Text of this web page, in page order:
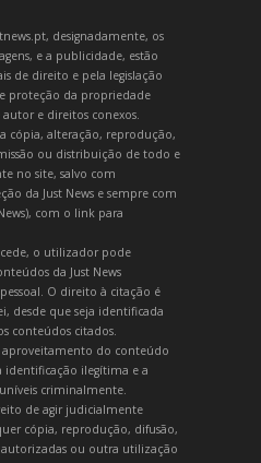
designadamente, os
e a publicidade, estão
de direito e pela legislação
proteção da propriedade
e direitos conexos.
cópia, alteração, reprodução,
ou distribuição de todo e
no site, salvo com
da Just News e sempre com
com o link para
o utilizador pode
da Just News
O direito à citação é
desde que seja identificada
conteúdos citados.
do conteúdo
ilegítima e a
criminalmente.
de agir judicialmente
cópia, reprodução, difusão,
ou outra utilização